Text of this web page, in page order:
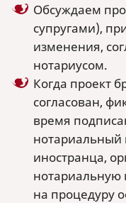
Обсуждаем
супругами),
изменения,
нотариусом.
Когда проект
согласован,
время
нотариальный
иностранца,
нотариальную
на процедуру